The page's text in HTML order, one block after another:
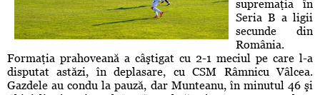
supremaţia în
Seria B a ligii
secunde din
România.
Formaţia prahoveană a câştigat cu 2-1 meciul pe care l-a
disputat astăzi, în deplasare, cu CSM Râmnicu Vâlcea.
Gazdele au condu la pauză, dar Munteanu, în minutul 46 şi